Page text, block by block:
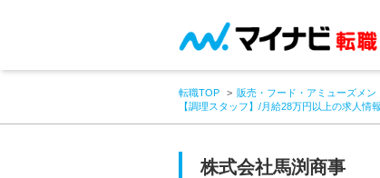
転職TOP 販売・フード・アミューズメン
【調理スタッフ】/月給28万円以上の求人情報
株式会社馬渕商事